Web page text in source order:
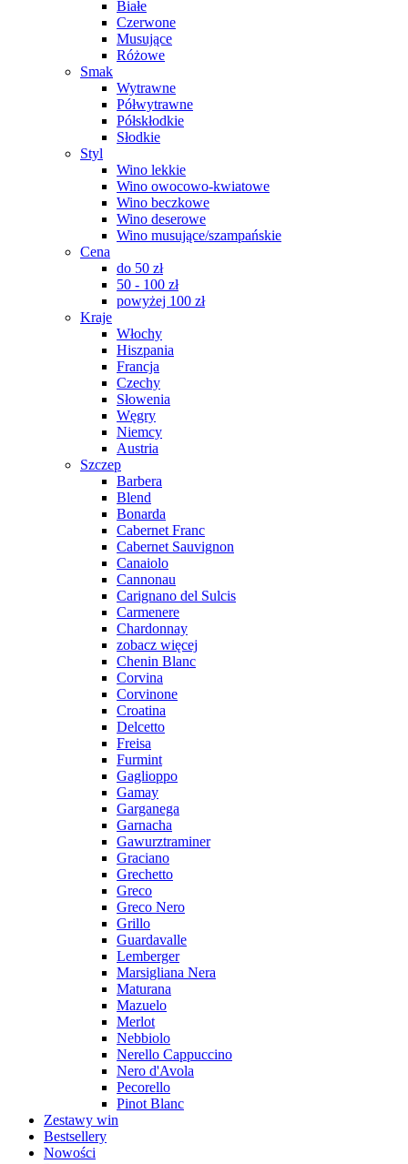
Białe
Czerwone
Musujące
Różowe
Smak
Wytrawne
Półwytrawne
Półskłodkie
Słodkie
Styl
Wino lekkie
Wino owocowo-kwiatowe
Wino beczkowe
Wino deserowe
Wino musujące/szampańskie
Cena
do 50 zł
50 - 100 zł
powyżej 100 zł
Kraje
Włochy
Hiszpania
Francja
Czechy
Słowenia
Węgry
Niemcy
Austria
Szczep
Barbera
Blend
Bonarda
Cabernet Franc
Cabernet Sauvignon
Canaiolo
Cannonau
Carignano del Sulcis
Carmenere
Chardonnay
zobacz więcej
Chenin Blanc
Corvina
Corvinone
Croatina
Delcetto
Freisa
Furmint
Gaglioppo
Gamay
Garganega
Garnacha
Gawurztraminer
Graciano
Grechetto
Greco
Greco Nero
Grillo
Guardavalle
Lemberger
Marsigliana Nera
Maturana
Mazuelo
Merlot
Nebbiolo
Nerello Cappuccino
Nero d'Avola
Pecorello
Pinot Blanc
Zestawy win
Bestsellery
Nowości